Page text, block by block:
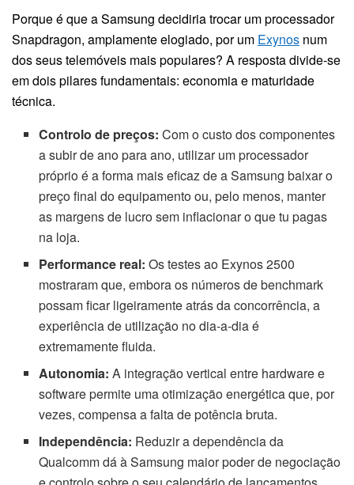
Porque é que a Samsung decidiria trocar um processador
Snapdragon, amplamente elogiado, por um Exynos num
dos seus telemóveis mais populares? A resposta divide-se
em dois pilares fundamentais: economia e maturidade
técnica.
Controlo de preços: Com o custo dos componentes
a subir de ano para ano, utilizar um processador
próprio é a forma mais eficaz de a Samsung baixar o
preço final do equipamento ou, pelo menos, manter
as margens de lucro sem inflacionar o que tu pagas
na loja.
Performance real: Os testes ao Exynos 2500
mostraram que, embora os números de benchmark
possam ficar ligeiramente atrás da concorrência, a
experiência de utilização no dia-a-dia é
extremamente fluida.
Autonomia: A integração vertical entre hardware e
software permite uma otimização energética que, por
vezes, compensa a falta de potência bruta.
Independência: Reduzir a dependência da
Qualcomm dá à Samsung maior poder de negociação